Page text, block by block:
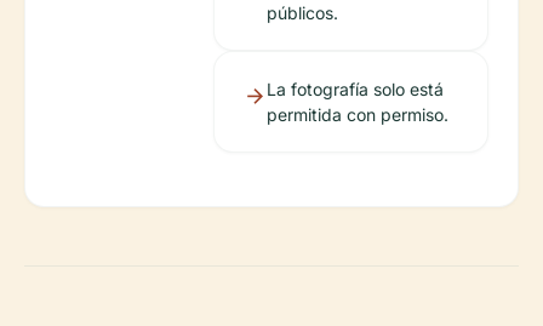
públicos.
La fotografía solo está
permitida con permiso.